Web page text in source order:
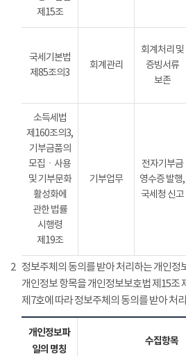
제15조
국세기본법
제85조의3
회계관리
회계처리 및
증빙서류
보존
소득세법
제160조의3,
기부금품의
모집ㆍ사용
및 기부문화
활성화에
관한 법률
시행령
제19조
기부업무
전자기부금
영수증 발행,
국세청 신고
2 정보주체의 동의를 받아 처리하는 개인정
개인정보 항목을 개인정보보호법 제15조
제7호에 따라 정보주체의 동의를 받아 처
개인정보파
일의 명칭
수집항목